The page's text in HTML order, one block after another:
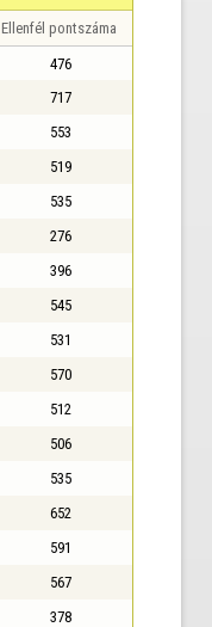
Ellenfél pontszáma
476
717
553
519
535
276
396
545
531
570
512
506
535
652
591
567
378